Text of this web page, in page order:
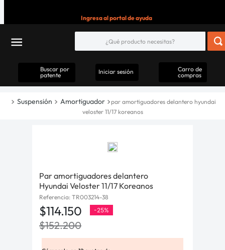
Ingresa al portal de ayuda
Buscar por
patente
Iniciar sesión
Carro de
compras
Suspensión Amortiguador
par amortiguadores delantero hyundai
veloster 11/17 koreanos
Par amortiguadores delantero
Hyundai Veloster 11/17 Koreanos
Referencia: TR003214-38
$114.150 -25%
$152.200